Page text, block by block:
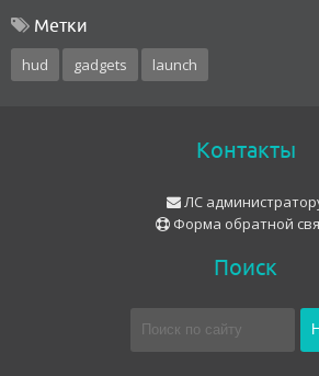
Метки
hud gadgets launch
Контакты
ЛС
Форма обратной
Поиск